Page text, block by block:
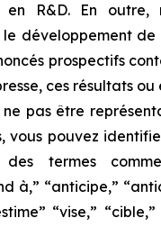
en R&D. En
développement de
prospectifs
ces résultats ou
pas être
vous pouvez
termes
à,” “anticipe,”
“vise,”